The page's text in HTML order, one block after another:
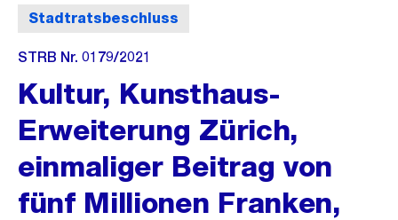
Stadtratsbeschluss
STRB Nr. 0179/2021
Kultur, Kunsthaus-
Erweiterung Zürich,
einmaliger Beitrag von
fünf Millionen Franken,